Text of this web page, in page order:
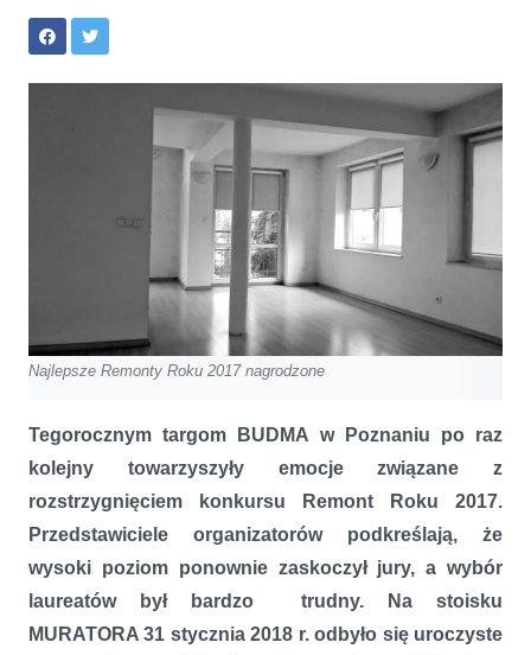
Najlepsze Remonty Roku 2017 nagrodzone
Tegorocznym targom BUDMA w Poznaniu po raz
kolejny towarzyszyły emocje związane z
rozstrzygnięciem konkursu Remont Roku 2017.
Przedstawiciele organizatorów podkreślają, że
wysoki poziom ponownie zaskoczył jury, a wybór
laureatów był bardzo trudny. Na stoisku
MURATORA 31 stycznia 2018 r. odbyło się uroczyste